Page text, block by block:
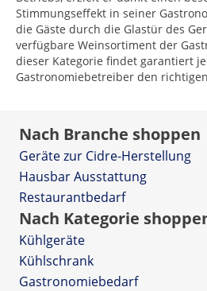
Stimmungseffekt in seiner
die Gäste durch die Glastür des
verfügbare Weinsortiment der
dieser Kategorie findet garantiert
Gastronomiebetreiber den
Nach Branche shoppen
Geräte zur Cidre-Herstellung
Hausbar Ausstattung
Restaurantbedarf
Nach Kategorie
Kühlgeräte
Kühlschrank
Gastronomiebedarf